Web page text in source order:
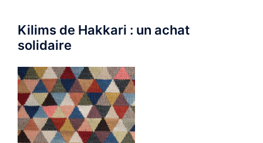
Kilims de Hakkari : un achat
solidaire